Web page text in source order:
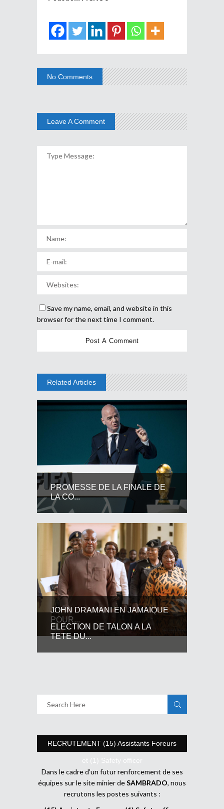
No Comments
Leave A Comment
Save my name, email, and website in this
browser for the next time I comment.
Related Articles
PROMESSE DE LA FINALE DE
LA CO...
JOHN DRAMANI EN JAMAIQUE
POUR...
ELECTION DE TALON A LA
TETE DU...
RECRUTEMENT (15) Assistants Foreurs
et (1) Safety officer
Dans le cadre d’un futur renforcement de ses
équipes sur le site minier deSAMBRADO, nous
recrutons les postes suivants :